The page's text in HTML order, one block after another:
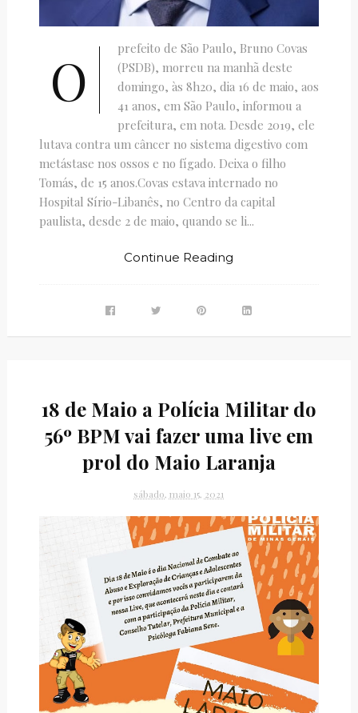
O
prefeito de São Paulo, Bruno Covas
(PSDB), morreu na manhã deste
domingo, às 8h20, dia 16 de maio, aos
41 anos, em São Paulo, informou a
prefeitura, em nota. Desde 2019, ele
lutava contra um câncer no sistema digestivo com
metástase nos ossos e no fígado. Deixa o filho
Tomás, de 15 anos.Covas estava internado no
Hospital Sírio-Libanês, no Centro da capital
paulista, desde 2 de maio, quando se li...
Continue Reading
18 de Maio a Polícia Militar do
56º BPM vai fazer uma live em
prol do Maio Laranja
sábado, maio 15, 2021